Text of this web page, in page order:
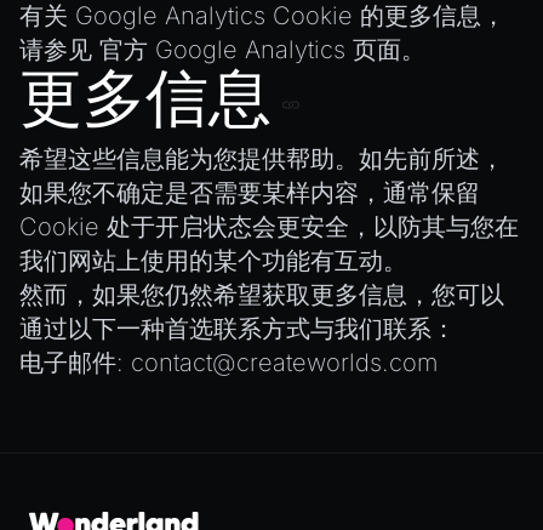
有关 Google Analytics Cookie 的更多信息，
请参见 官方 Google Analytics 页面。
更多信息
希望这些信息能为您提供帮助。如先前所述，
如果您不确定是否需要某样内容，通常保留
Cookie 处于开启状态会更安全，以防其与您在
我们网站上使用的某个功能有互动。
然而，如果您仍然希望获取更多信息，您可以
通过以下一种首选联系方式与我们联系：
电子邮件: contact@createworlds.com